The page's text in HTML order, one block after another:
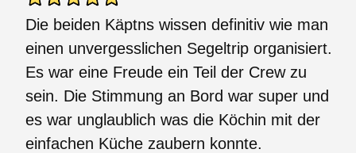
Die beiden Käptns wissen definitiv wie man
einen unvergesslichen Segeltrip organisiert.
Es war eine Freude ein Teil der Crew zu
sein. Die Stimmung an Bord war super und
es war unglaublich was die Köchin mit der
einfachen Küche zaubern konnte.